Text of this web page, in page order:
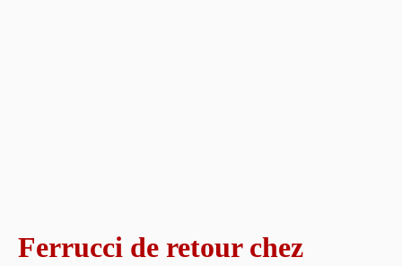
Ferrucci de retour chez